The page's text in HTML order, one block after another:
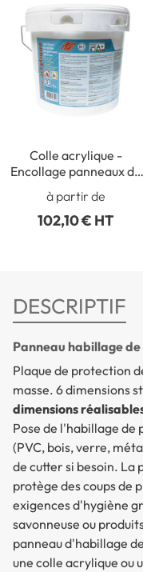
Colle acrylique -
Encollage panneaux de
protection de murs et
portes
à partir de
102,10 € HT
DESCRIPTIF
Panneau habillage
Plaque de protection
masse. 6 dimensions
dimensions
Pose de l'habillage
(PVC, bois, verre,
de cutter si besoin. La
protège des coups de
exigences d'hygiène
savonneuse ou
panneau d'habillage
une colle acrylique ou